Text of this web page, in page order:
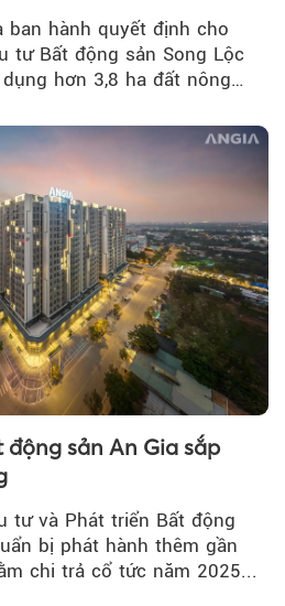
ban hành quyết định cho
tư Bất động sản Song Lộc
hơn 3,8 ha đất nông
sản An Gia sắp
tư và Phát triển Bất động
bị phát hành thêm gần
chi trả cổ tức năm 2025...